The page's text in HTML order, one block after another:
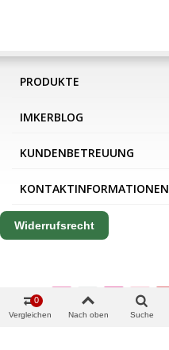
PRODUKTE
IMKERBLOG
KUNDENBETREUUNG
KONTAKTINFORMATIONEN
Widerrufsrecht
Vergleichen
0
Nach oben Suche